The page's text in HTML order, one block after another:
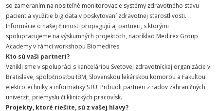
so zameraním na nositeľné monitorovacie systémy zdravotného stavu
pacient a využitie big data v poskytovaní zdravotnej starostlivosti.
Informácie o našej činnosti propagujú aj partneri, s ktorými
spolupracujeme na výskumných projektoch, napríklad Medirex Group
Academy v rámci workshopu Biomedires.
Kto sú vaši partneri?
Vznikli sme v spolupráci s kanceláriou Svetovej zdravotníckej organizácie v
Bratislave, spoločnosťou IBM, Slovenskou lekárskou komorou a Fakultou
elektrotechniky a informatiky STU. Pribudli partneri z radov zahraničných
univerzít, priemyslu či klinických pracovísk.
Projekty, ktoré riešite, sú z vašej hlavy?